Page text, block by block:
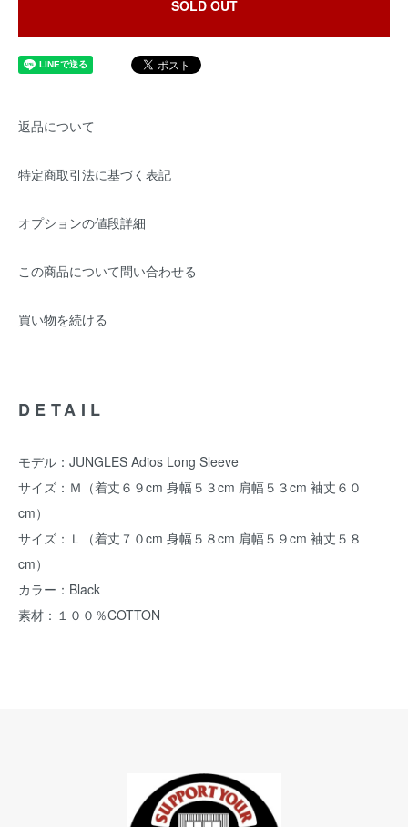
SOLD OUT
返品について
特定商取引法に基づく表記
オプションの値段詳細
この商品について問い合わせる
買い物を続ける
DETAIL
モデル：JUNGLES Adios Long Sleeve
サイズ：Ｍ（着丈６９cm 身幅５３cm 肩幅５３cm 袖丈６０
cm）
サイズ：Ｌ（着丈７０cm 身幅５８cm 肩幅５９cm 袖丈５８
cm）
カラー：Black
素材：１００％COTTON